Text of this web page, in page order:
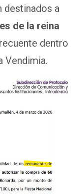
destinados a
de la reina
dentro
Vendimia.